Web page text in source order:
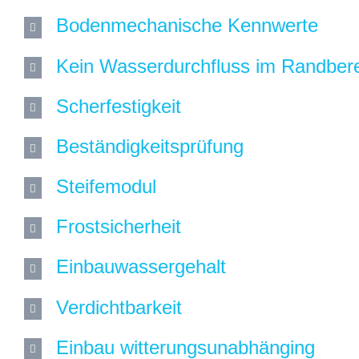
Bodenmechanische Kennwerte
Kein Wasserdurchfluss im
Scherfestigkeit
Beständigkeitsprüfung
Steifemodul
Frostsicherheit
Einbauwassergehalt
Verdichtbarkeit
Einbau witterungsunabhänging